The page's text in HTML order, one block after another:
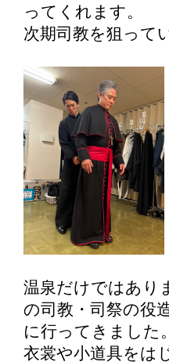
ってくれます。
次期司教を狙って
温泉だけではあり
の司教・司祭の役
に行ってきました。
衣裳や小道具をは